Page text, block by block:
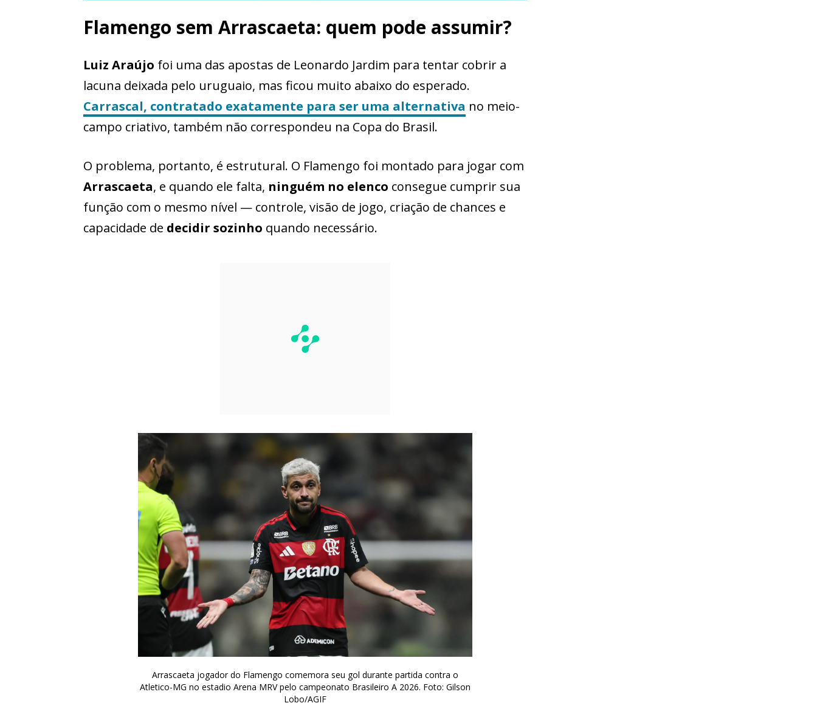
Flamengo sem Arrascaeta: quem pode assumir?
Luiz Araújo foi uma das apostas de Leonardo Jardim para tentar cobrir a
lacuna deixada pelo uruguaio, mas ficou muito abaixo do esperado.
Carrascal, contratado exatamente para ser uma alternativa no meio-
campo criativo, também não correspondeu na Copa do Brasil.
O problema, portanto, é estrutural. O Flamengo foi montado para jogar com
Arrascaeta, e quando ele falta, ninguém no elenco consegue cumprir sua
função com o mesmo nível — controle, visão de jogo, criação de chances e
capacidade de decidir sozinho quando necessário.
Arrascaeta jogador do Flamengo comemora seu gol durante partida contra o
Atletico-MG no estadio Arena MRV pelo campeonato Brasileiro A 2026. Foto: Gilson
Lobo/AGIF